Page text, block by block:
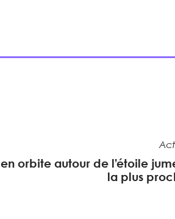
orbite autour de l’étoile
la plus